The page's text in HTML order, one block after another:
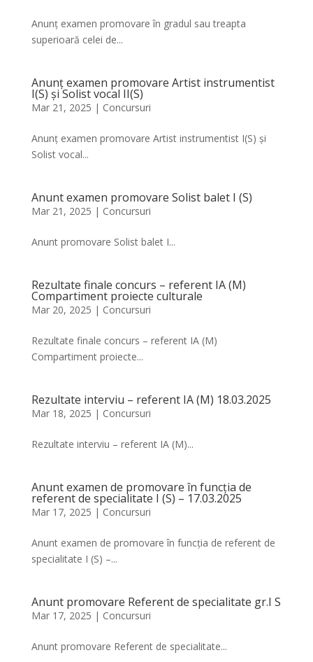
Anunț examen promovare în gradul sau treapta
superioară celei de...
Anunț examen promovare Artist instrumentist
I(S) și Solist vocal II(S)
Mar 21, 2025 | Concursuri
Anunț examen promovare Artist instrumentist I(S) și
Solist vocal...
Anunt examen promovare Solist balet I (S)
Mar 21, 2025 | Concursuri
Anunt promovare Solist balet I...
Rezultate finale concurs – referent IA (M)
Compartiment proiecte culturale
Mar 20, 2025 | Concursuri
Rezultate finale concurs – referent IA (M)
Compartiment proiecte...
Rezultate interviu – referent IA (M) 18.03.2025
Mar 18, 2025 | Concursuri
Rezultate interviu – referent IA (M)...
Anunt examen de promovare în funcția de
referent de specialitate I (S) – 17.03.2025
Mar 17, 2025 | Concursuri
Anunt examen de promovare în funcția de referent de
specialitate I (S) –...
Anunt promovare Referent de specialitate gr.I S
Mar 17, 2025 | Concursuri
Anunt promovare Referent de specialitate...